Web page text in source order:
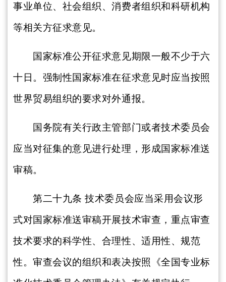
事业单位、社会组织、消费者组织和科研机构
等相关方征求意见。
国家标准公开征求意见期限一般不少于六
十日。强制性国家标准在征求意见时应当按照
世界贸易组织的要求对外通报。
国务院有关行政主管部门或者技术委员会
应当对征集的意见进行处理，形成国家标准送
审稿。
第二十九条技术委员会应当采用会议形
式对国家标准送审稿开展技术审查，重点审查
技术要求的科学性、合理性、适用性、规范
性。审查会议的组织和表决按照《全国专业标